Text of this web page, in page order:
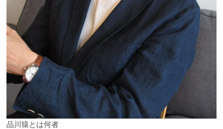
品川猿とは何者